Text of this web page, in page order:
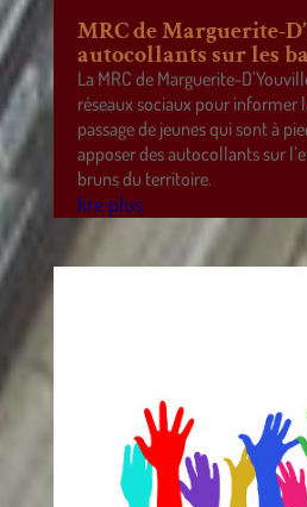
MRC de Marguerite-
autocollants sur les
La MRC de Marguerite-
réseaux sociaux pour informer
passage de jeunes qui sont à
apposer des autocollants sur
bruns du territoire.
lire plus